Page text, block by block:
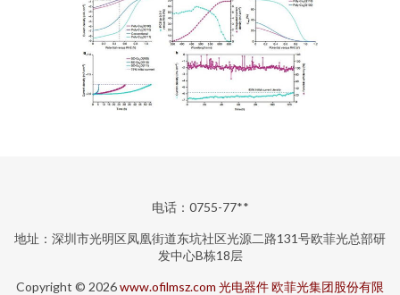
电话：0755-77**
地址：深圳市光明区凤凰街道东坑社区光源二路131号欧菲光总部研
发中心B栋18层
Copyright © 2026www.ofilmsz.com 光电器件欧菲光集团股份有限